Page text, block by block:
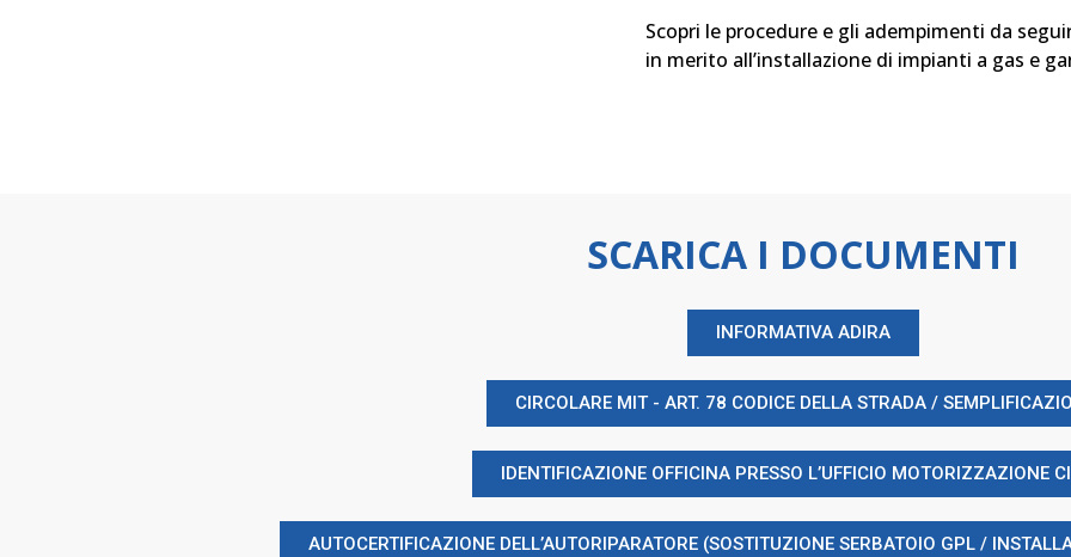
Scopri le procedure e gli adempimenti da
in merito all’installazione di impianti a gas e
SCARICA I DOCUMENTI
INFORMATIVA ADIRA
CIRCOLARE MIT - ART. 78 CODICE DELLA STRADA /
IDENTIFICAZIONE OFFICINA PRESSO L’UFFICIO MOTORIZZAZIONE
AUTOCERTIFICAZIONE DELL’AUTORIPARATORE (SOSTITUZIONE SERBATOIO GPL /